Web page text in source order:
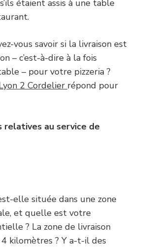
étaient assis à une table
vous savoir si la livraison est
– c’est-à-dire à la fois
– pour votre pizzeria ?
2 Cordelier répond pour
relatives au service de
elle située dans une zone
et quelle est votre
? La zone de livraison
kilomètres ? Y a-t-il des